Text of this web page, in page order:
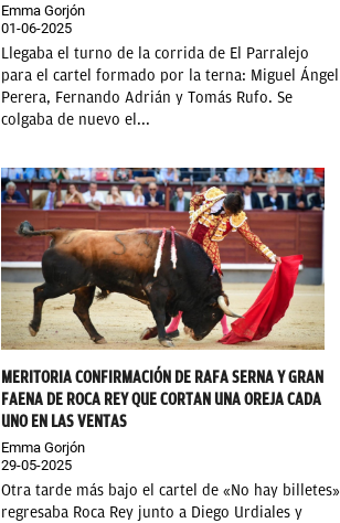
Emma Gorjón
01-06-2025
Llegaba el turno de la corrida de El Parralejo
para el cartel formado por la terna: Miguel Ángel
Perera, Fernando Adrián y Tomás Rufo. Se
colgaba de nuevo el...
MERITORIA CONFIRMACIÓN DE RAFA SERNA Y GRAN
FAENA DE ROCA REY QUE CORTAN UNA OREJA CADA
UNO EN LAS VENTAS
Emma Gorjón
29-05-2025
Otra tarde más bajo el cartel de «No hay billetes»
regresaba Roca Rey junto a Diego Urdiales y